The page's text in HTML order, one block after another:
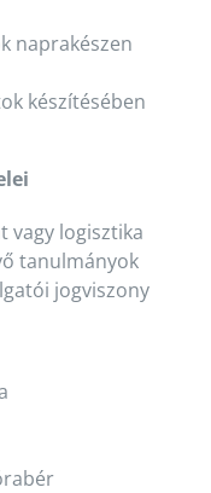
naprakészen
készítésében
vagy logisztika
tanulmányok
jogviszony